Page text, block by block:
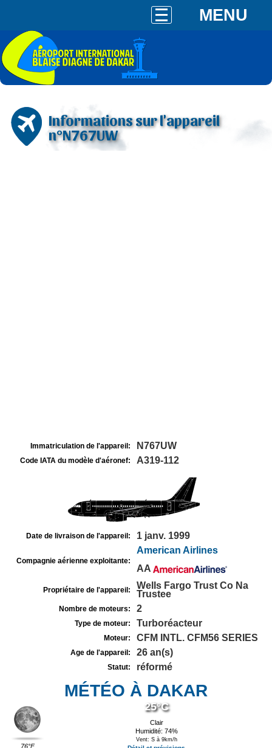
MENU
Informations sur l'appareil
n°N767UW
Immatriculation de l'appareil: N767UW
Code IATA du modèle d'aéronef: A319-112
Date de livraison de l'appareil: 1 janv. 1999
Compagnie aérienne exploitante:
American Airlines
AA
Propriétaire de l'appareil:
Wells Fargo Trust Co Na
Trustee
Nombre de moteurs: 2
Type de moteur: Turboréacteur
Moteur: CFM INTL. CFM56 SERIES
Age de l'appareil: 26 an(s)
Statut: réformé
MÉTÉO À DAKAR
76°F
25°C
Clair
Humidité: 74%
Vent: S à 9km/h